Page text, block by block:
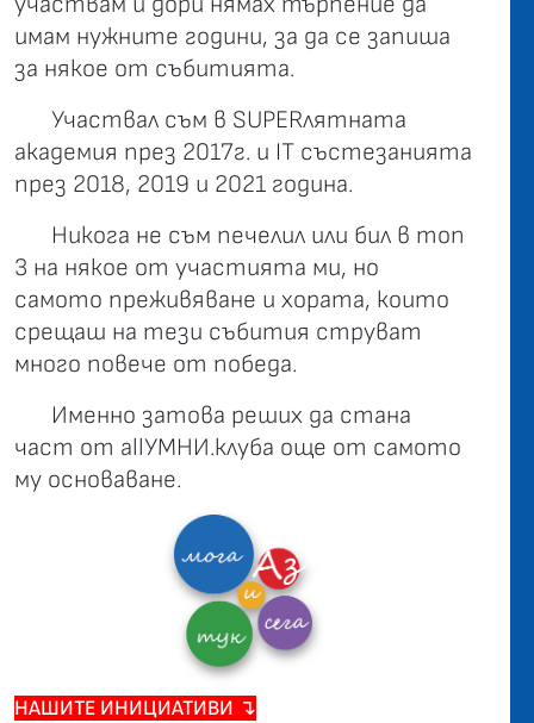
имам нужните години, за да се запиша
за някое от събитията.
Участвал съм в SUPERлятната
академия през 2017г. и IT състезанията
през 2018, 2019 и 2021 година.
Никога не съм печелил или бил в топ
3 на някое от участията ми, но
самото преживяване и хората, които
срещаш на тези събития струват
много повече от победа.
Именно затова реших да стана
част от allУМНИ.клуба още от самото
му основаване.
НАШИТЕ ИНИЦИАТИВИ ↴